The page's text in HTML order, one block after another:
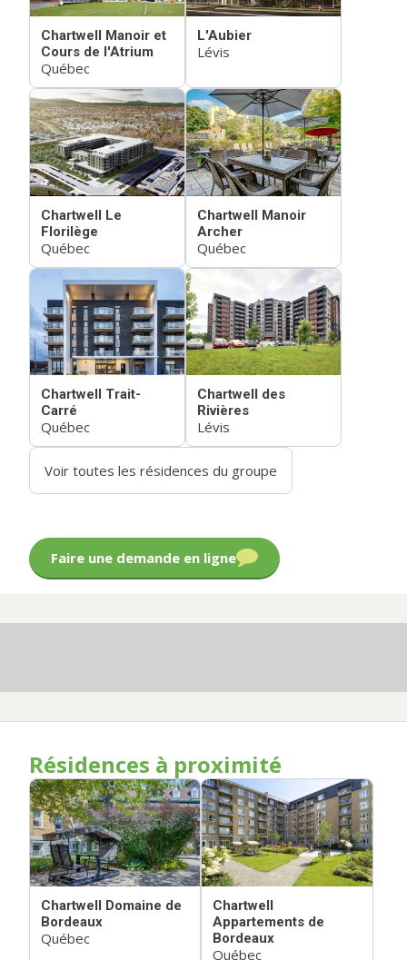
Chartwell Manoir et
Cours de l'Atrium
Québec
L'Aubier
Lévis
Chartwell Le
Florilège
Québec
Chartwell Manoir
Archer
Québec
Chartwell Trait-
Carré
Québec
Chartwell des
Rivières
Lévis
Voir toutes les résidences du groupe
Faire une demande en ligne
Résidences à proximité
Chartwell Domaine de
Bordeaux
Québec
Chartwell
Appartements de
Bordeaux
Québec